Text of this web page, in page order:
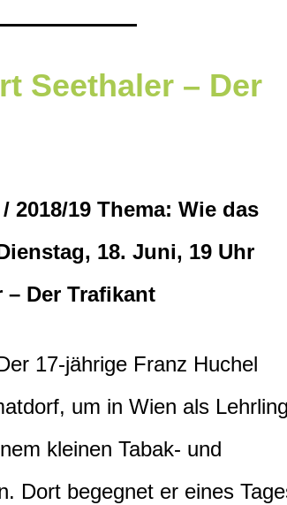
Seethaler – Der
2018/19 Thema: Wie das
18. Juni, 19 Uhr
– Der Trafikant
17-jährige Franz Huchel
um in Wien als
kleinen Tabak- und
Dort begegnet er eines